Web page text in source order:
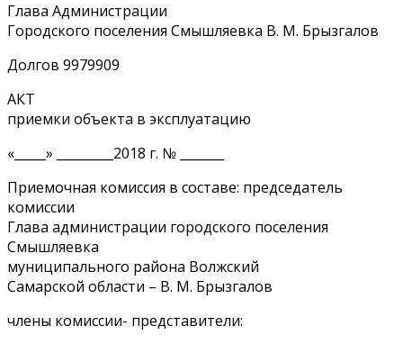
Глава Администрации
Городского поселения Смышляевка В. М. Брызгалов
Долгов 9979909
АКТ
приемки объекта в эксплуатацию
«_____» _________2018 г. № _______
Приемочная комиссия в составе: председатель
комиссии
Глава администрации городского поселения
Смышляевка
муниципального района Волжский
Самарской области – В. М. Брызгалов
члены комиссии- представители: